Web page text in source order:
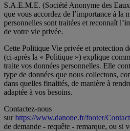
S.A.E.M.E. (Société Anonyme des
que vous accordez de l’importance à la
personnelles sont traitées et reconnaît
de votre vie privée.
Cette Politique Vie privée et protection
(ci-après la « Politique ») explique
traite vos données personnelles. Elle
type de données que nous collectons,
dans quelles finalités, de manière à
adaptée à vos besoins.
Contactez-nous
surhttps://www.danone.fr/footer/
de demande - requête - remarque, ou si